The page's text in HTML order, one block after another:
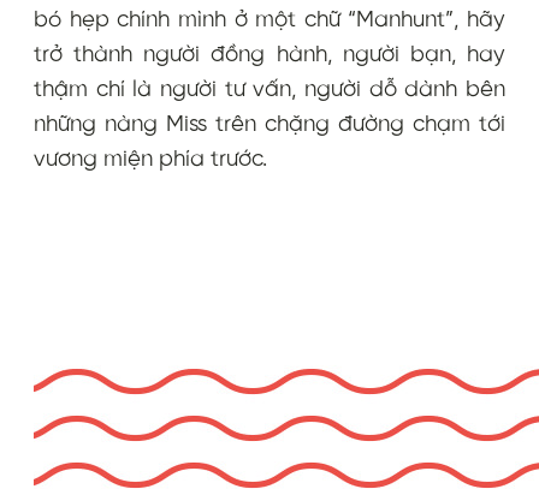
bó hẹp chính mình ở một chữ “Manhunt”, hãy
trở thành người đồng hành, người bạn, hay
thậm chí là người tư vấn, người dỗ dành bên
những nàng Miss trên chặng đường chạm tới
vương miện phía trước.